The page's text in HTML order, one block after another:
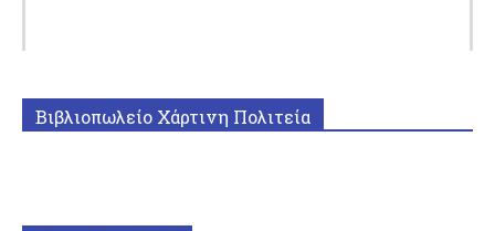
Βιβλιοπωλείο Χάρτινη Πολιτεία